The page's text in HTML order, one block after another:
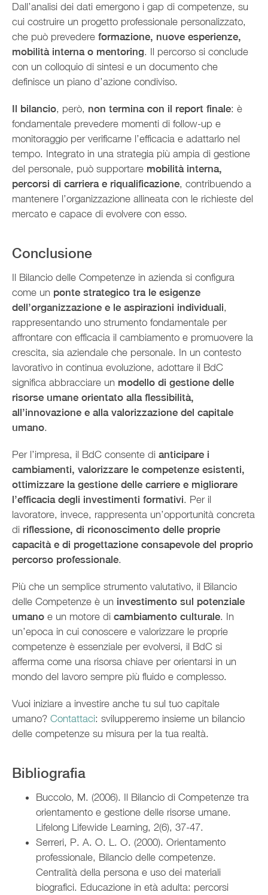
Dall’analisi dei dati emergono i gap di competenze, su
cui costruire un progetto professionale personalizzato,
che può prevedere formazione, nuove esperienze,
mobilità interna o mentoring. Il percorso si conclude
con un colloquio di sintesi e un documento che
definisce un piano d’azione condiviso.
Il bilancio, però, non termina con il report finale: è
fondamentale prevedere momenti di follow-up e
monitoraggio per verificarne l’efficacia e adattarlo nel
tempo. Integrato in una strategia più ampia di gestione
del personale, può supportare mobilità interna,
percorsi di carriera e riqualificazione, contribuendo a
mantenere l’organizzazione allineata con le richieste del
mercato e capace di evolvere con esso.
Conclusione
Il Bilancio delle Competenze in azienda si configura
come un ponte strategico tra le esigenze
dell’organizzazione e le aspirazioni individuali,
rappresentando uno strumento fondamentale per
affrontare con efficacia il cambiamento e promuovere la
crescita, sia aziendale che personale. In un contesto
lavorativo in continua evoluzione, adottare il BdC
significa abbracciare un modello di gestione delle
risorse umane orientato alla flessibilità,
all’innovazione e alla valorizzazione del capitale
umano.
Per l’impresa, il BdC consente di anticipare i
cambiamenti, valorizzare le competenze esistenti,
ottimizzare la gestione delle carriere e migliorare
l’efficacia degli investimenti formativi. Per il
lavoratore, invece, rappresenta un’opportunità concreta
di riflessione, di riconoscimento delle proprie
capacità e di progettazione consapevole del proprio
percorso professionale.
Più che un semplice strumento valutativo, il Bilancio
delle Competenze è un investimento sul potenziale
umano e un motore di cambiamento culturale. In
un’epoca in cui conoscere e valorizzare le proprie
competenze è essenziale per evolversi, il BdC si
afferma come una risorsa chiave per orientarsi in un
mondo del lavoro sempre più fluido e complesso.
Vuoi iniziare a investire anche tu sul tuo capitale
umano? Contattaci: svilupperemo insieme un bilancio
delle competenze su misura per la tua realtà.
Bibliografia
Buccolo, M. (2006). Il Bilancio di Competenze tra
orientamento e gestione delle risorse umane.
Lifelong Lifewide Learning, 2(6), 37-47.
Serreri, P. A. O. L. O. (2000). Orientamento
professionale, Bilancio delle competenze.
Centralità della persona e uso dei materiali
biografici. Educazione in età adulta: percorsi